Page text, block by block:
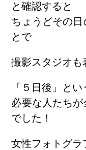
と確認すると
ちょうどその
とで
撮影スタジオも
「５日後」と
必要な人たち
でした！
女性フォトグラ